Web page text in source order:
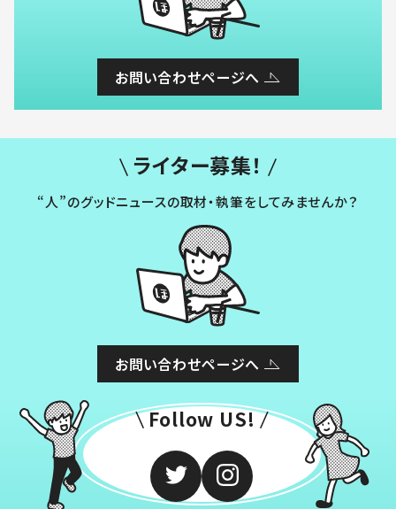
お問い合わせページへ
ライター募集！
“人”のグッドニュースの取材・執筆をしてみませんか？
お問い合わせページへ
Follow US!